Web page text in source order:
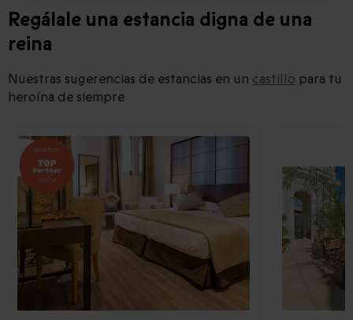
Regálale una estancia digna de una
reina
Nuestras sugerencias de estancias en un castillo para tu
heroína de siempre